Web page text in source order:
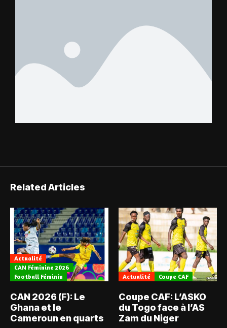
Related Articles
Actualité
CAN Féminine 2026
Football Féminin
CAN 2026 (F): Le
Ghana et le
Cameroun en quarts
Actualité Coupe CAF
Coupe CAF: L’ASKO
du Togo face à l’AS
Zam du Niger